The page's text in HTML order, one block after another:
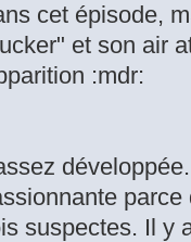
cet épisode,
et son air
:mdr:
suspectes. Il y